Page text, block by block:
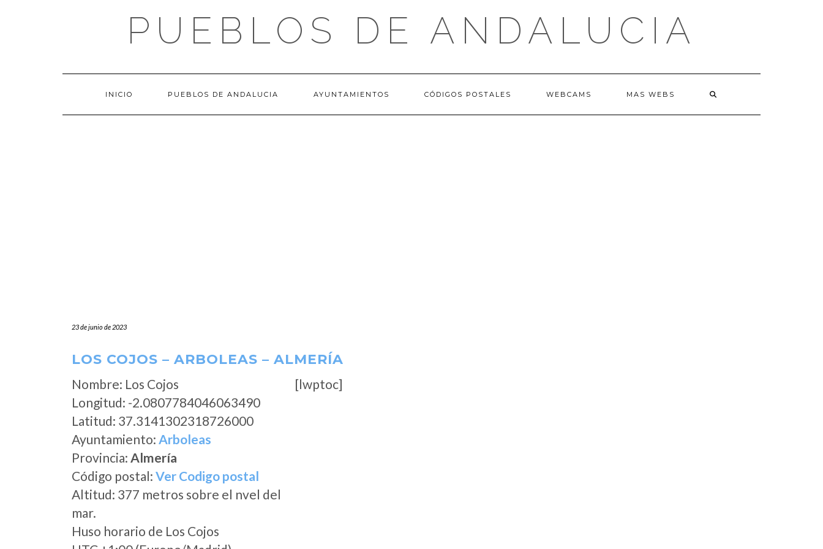
PUEBLOS DE ANDALUCIA
INICIO PUEBLOS DE ANDALUCIA AYUNTAMIENTOS CÓDIGOS POSTALES WEBCAMS MAS WEBS
23 de junio de 2023
LOS COJOS – ARBOLEAS – ALMERÍA
Nombre: Los Cojos
Longitud: -2.0807784046063490
Latitud: 37.3141302318726000
Ayuntamiento: Arboleas
Provincia: Almería
Código postal: Ver Codigo postal
Altitud: 377 metros sobre el nvel del
mar.
Huso horario de Los Cojos
[lwptoc]